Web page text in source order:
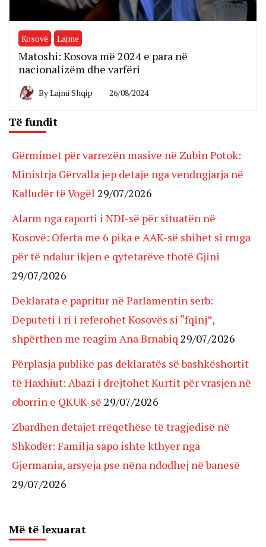
Kosovë Lajme
Matoshi: Kosova më 2024 e para në
nacionalizëm dhe varfëri
ByLajmi Shqip 26/08/2024
Të fundit
Gërmimet për varrezën masive në Zubin Potok:
Ministrja Gërvalla jep detaje nga vendngjarja në
Kalludër të Vogël 29/07/2026
Alarm nga raporti i NDI-së për situatën në
Kosovë: Oferta me 6 pika e AAK-së shihet si rruga
për të ndalur ikjen e qytetarëve thotë Gjini
29/07/2026
Deklarata e papritur në Parlamentin serb:
Deputeti i ri i referohet Kosovës si “fqinj”,
shpërthen me reagim Ana Brnabiq 29/07/2026
Përplasja publike pas deklaratës së bashkëshortit
të Haxhiut: Abazi i drejtohet Kurtit për vrasjen në
oborrin e QKUK-së 29/07/2026
Zbardhen detajet rrëqethëse të tragjedisë në
Shkodër: Familja sapo ishte kthyer nga
Gjermania, arsyeja pse nëna ndodhej në banesë
29/07/2026
Më të lexuarat